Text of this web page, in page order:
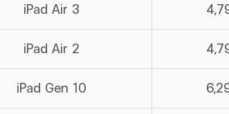
iPad Air 3
iPad Air 2
iPad Gen 10